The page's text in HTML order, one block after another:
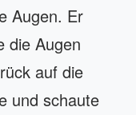
Augen. Er
die Augen
auf die
und schaute